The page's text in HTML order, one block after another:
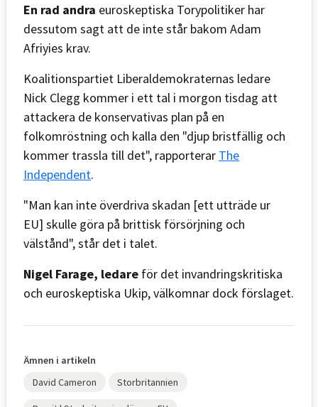
En rad andra euroskeptiska Torypolitiker har
dessutom sagt att de inte står bakom Adam
Afriyies krav.
Koalitionspartiet Liberaldemokraternas ledare
Nick Clegg kommer i ett tal i morgon tisdag att
attackera de konservativas plan på en
folkomröstning och kalla den "djup bristfällig och
kommer trassla till det", rapporterar The
Independent.
"Man kan inte överdriva skadan [ett utträde ur
EU] skulle göra på brittisk försörjning och
välstånd", står det i talet.
Nigel Farage, ledare för det invandringskritiska
och euroskeptiska Ukip, välkomnar dock förslaget.
Ämnen i artikeln
David Cameron
Storbritannien